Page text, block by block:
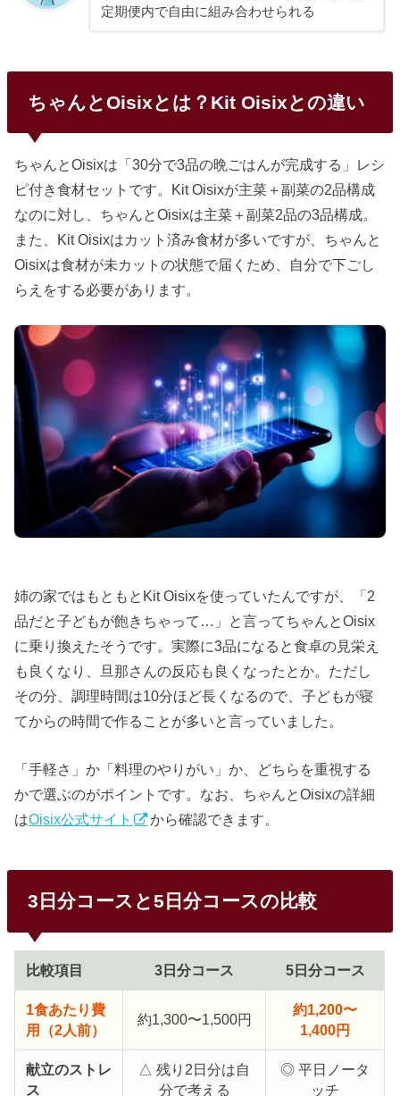
定期便内で自由に組み合わせられる
ちゃんとOisixとは？Kit Oisixとの違い
ちゃんとOisixは「30分で3品の晩ごはんが完成する」レシ
ピ付き食材セットです。Kit Oisixが主菜＋副菜の2品構成
なのに対し、ちゃんとOisixは主菜＋副菜2品の3品構成。
また、Kit Oisixはカット済み食材が多いですが、ちゃんと
Oisixは食材が未カットの状態で届くため、自分で下ごし
らえをする必要があります。
姉の家ではもともとKit Oisixを使っていたんですが、「2
品だと子どもが飽きちゃって…」と言ってちゃんとOisix
に乗り換えたそうです。実際に3品になると食卓の見栄え
も良くなり、旦那さんの反応も良くなったとか。ただし
その分、調理時間は10分ほど長くなるので、子どもが寝
てからの時間で作ることが多いと言っていました。
「手軽さ」か「料理のやりがい」か、どちらを重視する
かで選ぶのがポイントです。なお、ちゃんとOisixの詳細
はOisix公式サイト から確認できます。
3日分コースと5日分コースの比較
比較項目 3日分コース 5日分コース
1食あたり費
用（2人前）
約1,300〜1,500円
約1,200〜
1,400円
献立のストレ
ス
△ 残り2日分は自
分で考える
◎ 平日ノータ
ッチ